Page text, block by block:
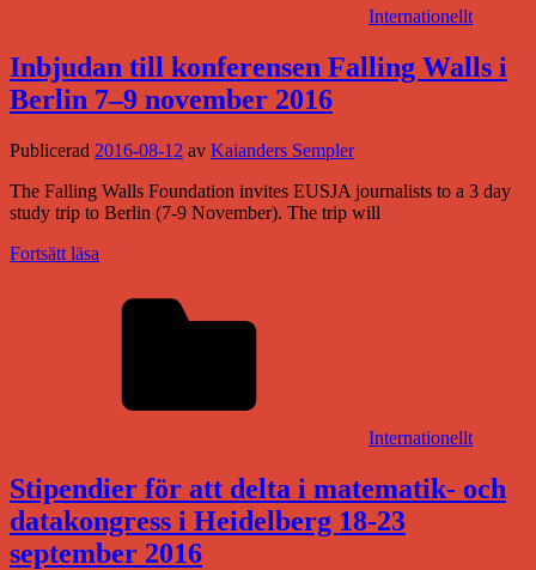
Internationellt
Inbjudan till konferensen Falling Walls i
Berlin 7–9 november 2016
Publicerad 2016-08-12 av Kaianders Sempler
The Falling Walls Foundation invites EUSJA journalists to a 3 day
study trip to Berlin (7-9 November). The trip will
Fortsätt läsa
Internationellt
Stipendier för att delta i matematik- och
datakongress i Heidelberg 18-23
september 2016